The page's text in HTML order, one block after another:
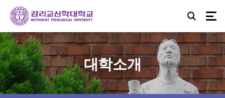
대학소개